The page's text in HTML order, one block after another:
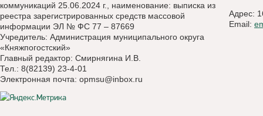
коммуникаций 25.06.2024 г., наименование: выписка из
реестра зарегистрированных средств массовой
информации ЭЛ № ФС 77 – 87669
Учредитель: Администрация муниципального округа
«Княжпогостский»
Главный редактор: Смирнягина И.В.
Тел.: 8(82139) 23-4-01
Электронная почта: opmsu@inbox.ru
Адрес:
Email: